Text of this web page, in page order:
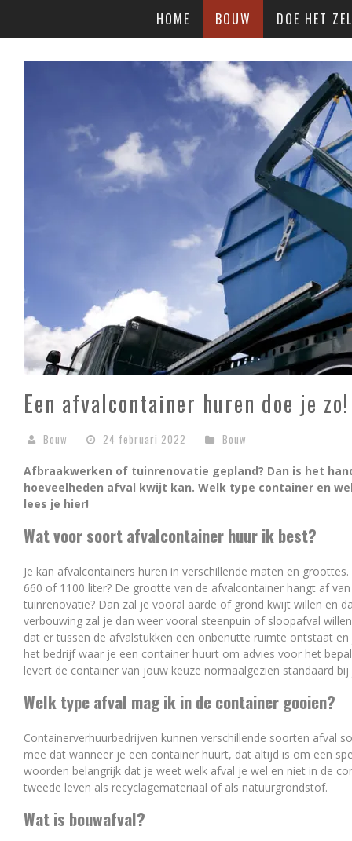
HOME BOUW DOE HET
Een afvalcontainer huren doe je zo!
Bouw 24 februari 2022 Bouw
Afbraakwerken of tuinrenovatie gepland? Dan is het
hoeveelheden afval kwijt kan. Welk type container en
lees je hier!
Wat voor soort afvalcontainer huur ik best?
Je kan afvalcontainers huren in verschillende maten en
660 of 1100 liter? De grootte van de afvalcontainer hangt af
tuinrenovatie? Dan zal je vooral aarde of grond kwijt willen en
verbouwing zal je dan weer vooral steenpuin of sloopafval
dat er tussen de afvalstukken een onbenutte ruimte ontstaat
het bedrijf waar je een container huurt om advies voor het
levert de container van jouw keuze normaalgezien standaard
Welk type afval mag ik in de container gooien?
Containerverhuurbedrijven kunnen verschillende soorten afval
mee dat wanneer je een container huurt, dat altijd is om een
woorden belangrijk dat je weet welk afval je wel en niet in de
tweede leven als recyclagemateriaal of als natuurgrondstof.
Wat is bouwafval?